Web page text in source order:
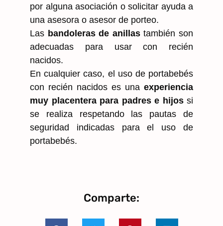
por alguna asociación o solicitar ayuda a
una asesora o asesor de porteo.
Las bandoleras de anillastambién son
adecuadas para usar con recién
nacidos.
En cualquier caso, el uso de portabebés
con recién nacidos es una experiencia
muy placentera para padres e hijossi
se realiza respetando las pautas de
seguridad indicadas para el uso de
portabebés.
Comparte: